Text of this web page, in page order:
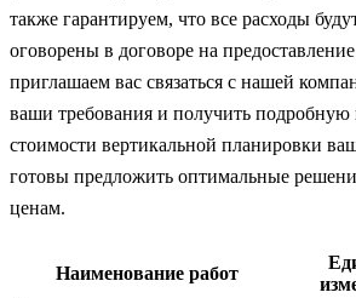
также гарантируем, что все расходы
оговорены в договоре на
приглашаем вас связаться с нашей
ваши требования и получить
стоимости вертикальной планировки
готовы предложить оптимальные
ценам.
Наименование работ